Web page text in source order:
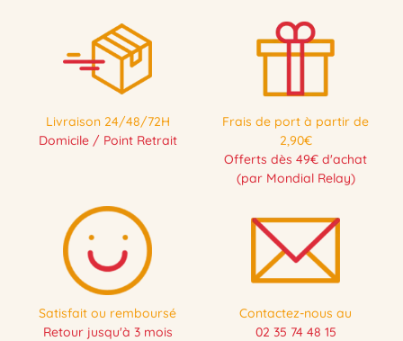
Livraison 24/48/72H
Domicile / Point Retrait
Frais de port à partir de
2,90€
Offerts dès 49€ d'achat
(par Mondial Relay)
Satisfait ou remboursé
Retour jusqu'à 3 mois
Contactez-nous au
02 35 74 48 15